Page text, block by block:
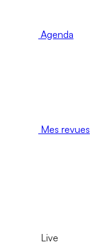
Agenda
Mes revues
Live